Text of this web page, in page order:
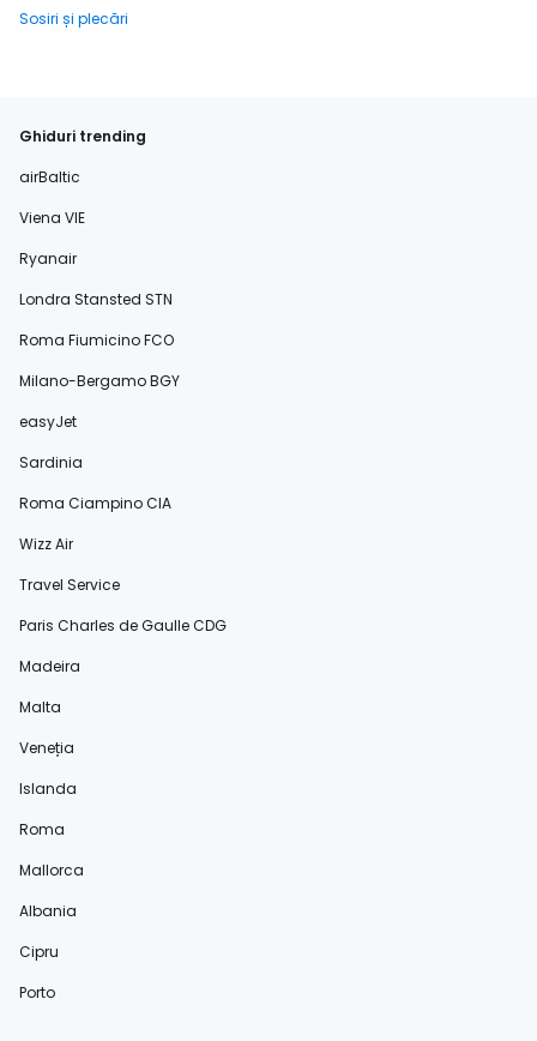
Sosiri și plecări
Ghiduri trending
airBaltic
Viena VIE
Ryanair
Londra Stansted STN
Roma Fiumicino FCO
Milano-Bergamo BGY
easyJet
Sardinia
Roma Ciampino CIA
Wizz Air
Travel Service
Paris Charles de Gaulle CDG
Madeira
Malta
Veneția
Islanda
Roma
Mallorca
Albania
Cipru
Porto